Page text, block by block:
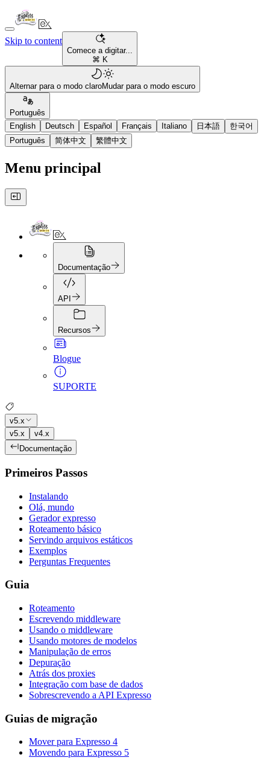
Skip to content
Comece a digitar...
⌘ K
Alternar para o modo claroMudar para o modo escuro
Português
English
Deutsch Español Français Italiano 日本語
한국어
Português
简体中文 繁體中文
Menu principal
Documentação
API
Recursos
Blogue
SUPORTE
v5.x
v5.x
v4.x
Documentação
Primeiros Passos
Instalando
Olá, mundo
Gerador expresso
Roteamento básico
Servindo arquivos estáticos
Exemplos
Perguntas Frequentes
Guia
Roteamento
Escrevendo middleware
Usando o middleware
Usando motores de modelos
Manipulação de erros
Depuração
Atrás dos proxies
Integração com base de dados
Sobrescrevendo a API Expresso
Guias de migração
Mover para Expresso 4
Movendo para Expresso 5